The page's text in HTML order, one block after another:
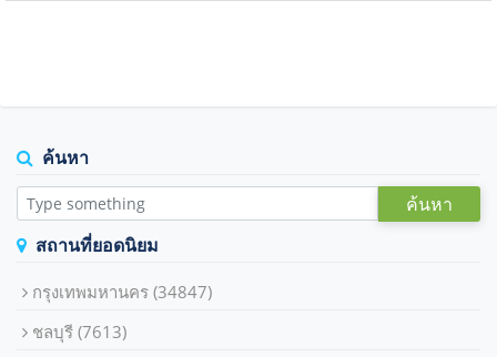
ค้นหา
ค้นหา
สถานที่ยอดนิยม
กรุงเทพมหานคร
(34847)
ชลบุรี
(7613)